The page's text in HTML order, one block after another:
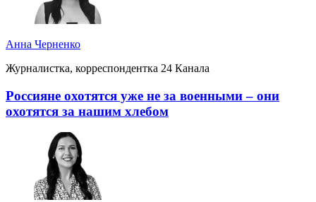
Анна Черненко
Журналистка, корреспондентка 24 Канала
Россияне охотятся уже не за военными – они
охотятся за нашим хлебом